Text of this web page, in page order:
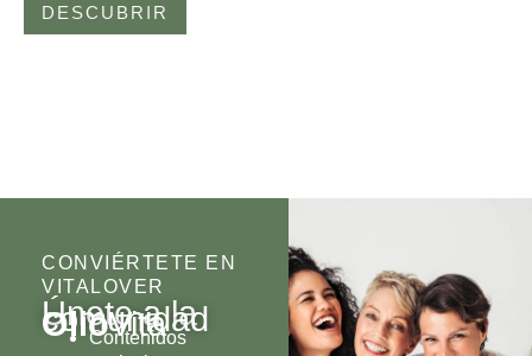
DESCUBRIR
CONVIÉRTETE EN
VITALOVER
Únete a la
comunidad
OlioVita
Contenidos